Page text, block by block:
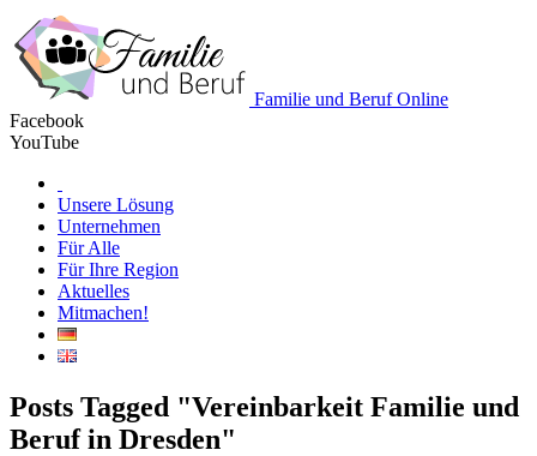
Familie und Beruf Online
Facebook
YouTube
Unsere Lösung
Unternehmen
Für Alle
Für Ihre Region
Aktuelles
Mitmachen!
Posts Tagged "Vereinbarkeit Familie und
Beruf in Dresden"